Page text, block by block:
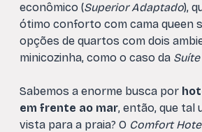
econômico (Superior Adaptado),
ótimo conforto com cama queen
opções de quartos com dois
minicozinha, como o caso da
Sabemos a enorme busca por
em frente ao mar, então, que tal
vista para a praia? O Comfort